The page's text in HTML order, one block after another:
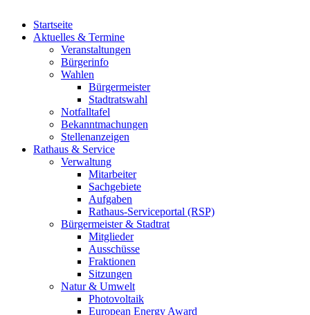
Startseite
Aktuelles & Termine
Veranstaltungen
Bürgerinfo
Wahlen
Bürgermeister
Stadtratswahl
Notfalltafel
Bekanntmachungen
Stellenanzeigen
Rathaus & Service
Verwaltung
Mitarbeiter
Sachgebiete
Aufgaben
Rathaus-Serviceportal (RSP)
Bürgermeister & Stadtrat
Mitglieder
Ausschüsse
Fraktionen
Sitzungen
Natur & Umwelt
Photovoltaik
European Energy Award